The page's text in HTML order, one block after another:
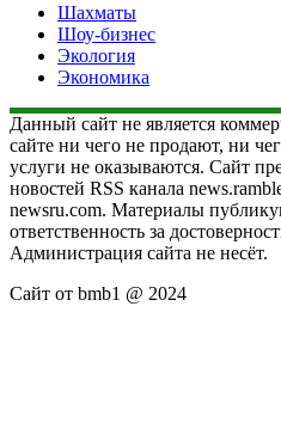
Шахматы
Шоу-бизнес
Экология
Экономика
Данный сайт не является
сайте ни чего не продают, ни
услуги не оказываются. Сайт
новостей RSS канала
newsru.com. Материалы
ответственность за
Администрация сайта не несёт.
Сайт от bmb1 @ 2024